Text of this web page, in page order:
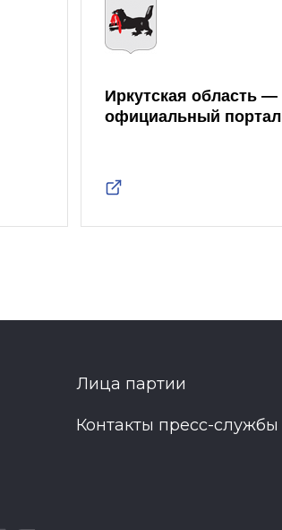
Иркутская область —
официальный портал
Лица партии
Контакты пресс-службы